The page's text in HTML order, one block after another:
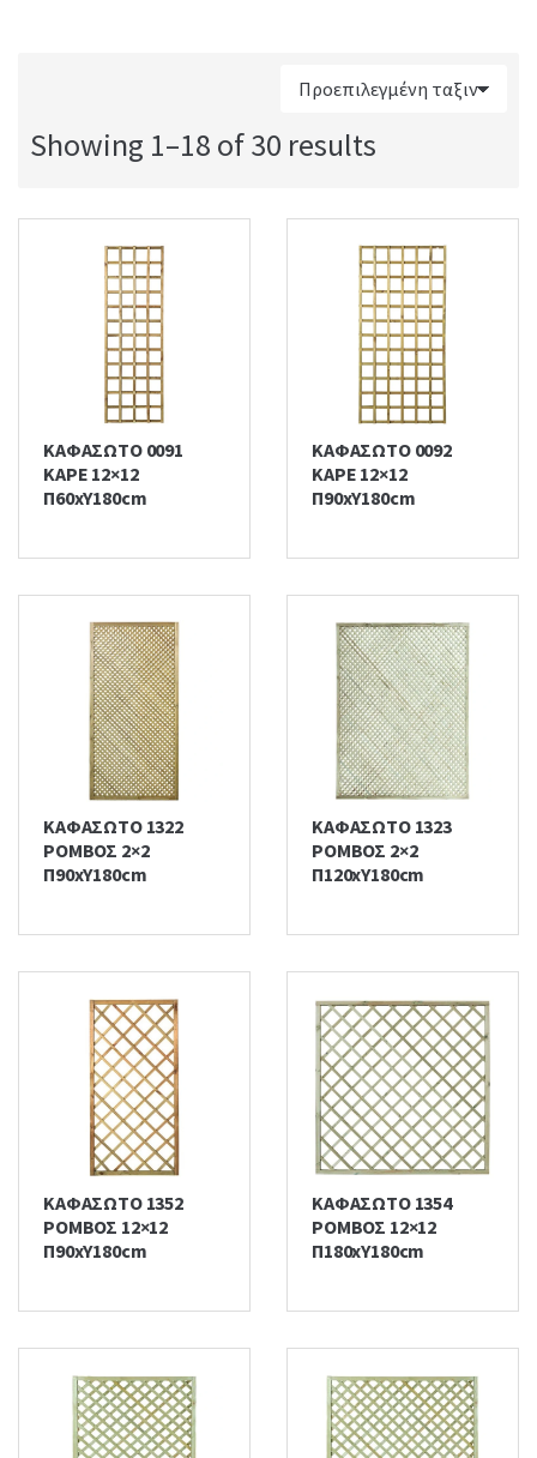
Showing 1–18 of 30 results
ΚΑΦΑΣΩΤΟ 0091
ΚΑΡΕ 12×12
Π60xΥ180cm
ΚΑΦΑΣΩΤΟ 0092
ΚΑΡΕ 12×12
Π90xΥ180cm
ΚΑΦΑΣΩΤΟ 1322
ΡΟΜΒΟΣ 2×2
Π90xΥ180cm
ΚΑΦΑΣΩΤΟ 1323
ΡΟΜΒΟΣ 2×2
Π120xΥ180cm
ΚΑΦΑΣΩΤΟ 1352
ΡΟΜΒΟΣ 12×12
Π90xΥ180cm
ΚΑΦΑΣΩΤΟ 1354
ΡΟΜΒΟΣ 12×12
Π180xΥ180cm